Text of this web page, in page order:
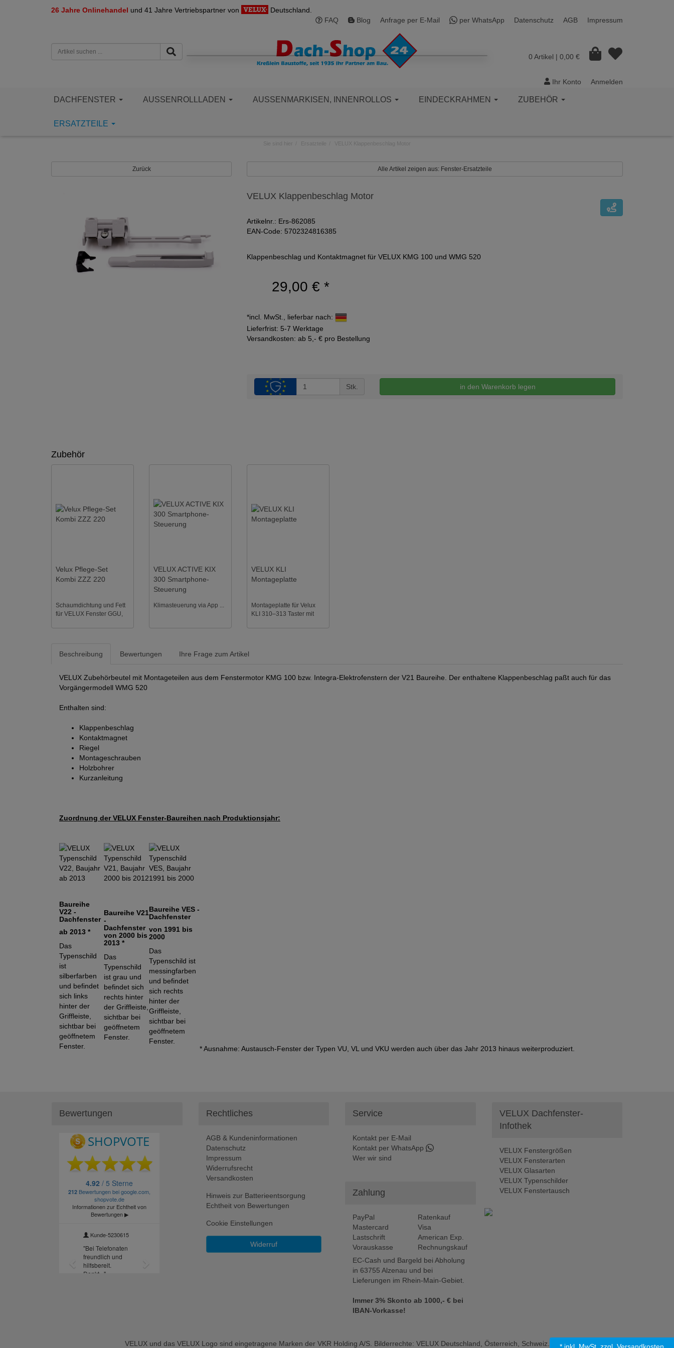
26 Jahre Onlinehandel und 41 Jahre Vertriebspartner von
Deutschland.
FAQ
Blog Anfrage per E-Mail per WhatsApp Datenschutz AGB Impressum
0 Artikel | 0,00 €
Ihr Konto Anmelden
DACHFENSTER AUSSENROLLLADEN AUSSENMARKISEN, INNENROLLOS EINDECKRAHMEN ZUBEHÖR
ERSATZTEILE
Sie sind hier Ersatzteile VELUX Klappenbeschlag Motor
Zurück Alle Artikel zeigen aus: Fenster-Ersatzteile
VELUX Klappenbeschlag Motor
Artikelnr.: Ers-862085
EAN-Code: 5702324816385
Klappenbeschlag und Kontaktmagnet für VELUX KMG 100 und WMG 520
29,00 € *
*incl. MwSt., lieferbar nach:
Lieferfrist: 5-7 Werktage
Versandkosten: ab 5,- € pro Bestellung
Stk. in den Warenkorb legen
Zubehör
Velux Pflege-Set
Kombi ZZZ 220
Schaumdichtung und Fett
für VELUX Fenster GGU,
GPL bis 2012 sowie VU
VELUX ACTIVE KIX
300 Smartphone-
Steuerung
Klimasteuerung via App ...
VELUX KLI
Montageplatte
Montageplatte für Velux
KLI 310–313 Taster mit
Beschreibung Bewertungen Ihre Frage zum Artikel
VELUX Zubehörbeutel mit Montageteilen aus dem Fenstermotor KMG 100 bzw. Integra-Elektrofenstern der V21 Baureihe. Der enthaltene Klappenbeschlag paßt auch für das
Vorgängermodell WMG 520
Enthalten sind:
Klappenbeschlag
Kontaktmagnet
Riegel
Montageschrauben
Holzbohrer
Kurzanleitung
Zuordnung der VELUX Fenster-Baureihen nach Produktionsjahr:
Baureihe
V22 -
Dachfenster
ab 2013 *
Das
Typenschild
ist
silberfarben
und befindet
sich links
hinter der
Griffleiste,
sichtbar bei
geöffnetem
Fenster.
Baureihe V21
-
Dachfenster
von 2000 bis
2013 *
Das
Typenschild
ist grau und
befindet sich
rechts hinter
der Griffleiste,
sichtbar bei
geöffnetem
Fenster.
Baureihe VES -
Dachfenster
von 1991 bis
2000
Das
Typenschild ist
messingfarben
und befindet
sich rechts
hinter der
Griffleiste,
sichtbar bei
geöffnetem
Fenster.
* Ausnahme: Austausch-Fenster der Typen VU, VL und VKU werden auch über das Jahr 2013 hinaus weiterproduziert.
Bewertungen Rechtliches
AGB & Kundeninformationen
Datenschutz
Impressum
Widerrufsrecht
Versandkosten
Hinweis zur Batterieentsorgung
Echtheit von Bewertungen
Cookie Einstellungen
Widerruf
Service
Kontakt per E-Mail
Kontakt per WhatsApp
Wer wir sind
Zahlung
PayPal
Ratenkauf
Mastercard
Visa
Lastschrift
American Exp.
Vorauskasse
Rechnungskauf
EC-Cash und Bargeld bei Abholung
in 63755 Alzenau und bei
Lieferungen im Rhein-Main-Gebiet.
Immer 3% Skonto ab 1000,- € bei
IBAN-Vorkasse!
VELUX Dachfenster-
Infothek
VELUX Fenstergrößen
VELUX Fensterarten
VELUX Glasarten
VELUX Typenschilder
VELUX Fenstertausch
VELUX und das VELUX Logo sind eingetragene Marken der VKR Holding A/S. Bilderrechte: VELUX Deutschland, Österreich, Schweiz.